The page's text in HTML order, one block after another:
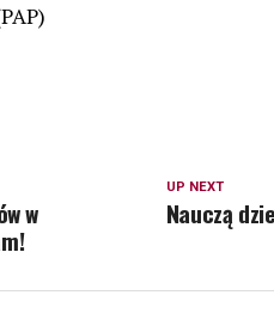
UP NEXT
Nauczą
w